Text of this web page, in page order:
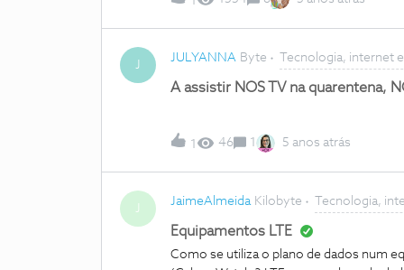
TCP da porta 25565, no entanto, ao
sim, no entanto, não consigo aceder
minecraft já que não consigo fazer port
J
JULYANNA Byte Tecnologia, internet
A assistir NOS TV na quarentena,
1 46 1 5 anos atrás
J
JaimeAlmeida Kilobyte Tecnologia,
Equipamentos LTE
Como se utiliza o plano de dados num